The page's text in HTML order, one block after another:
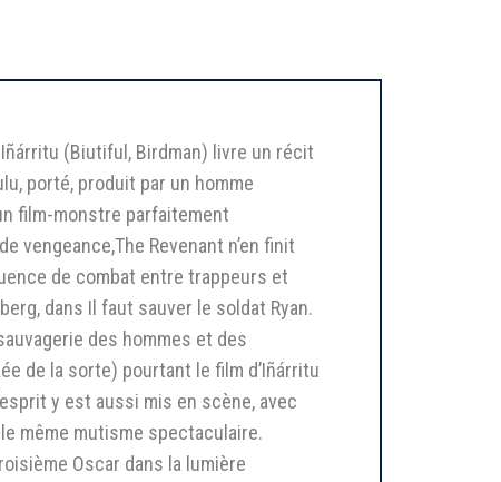
(Biutiful, Birdman) livre un récit
porté, produit par un homme
film-monstre parfaitement
vengeance,The Revenant n’en finit
de combat entre trappeurs et
dans Il faut sauver le soldat Ryan.
des hommes et des
de la sorte) pourtant le film d’Iñárritu
y est aussi mis en scène, avec
même mutisme spectaculaire.
Oscar dans la lumière